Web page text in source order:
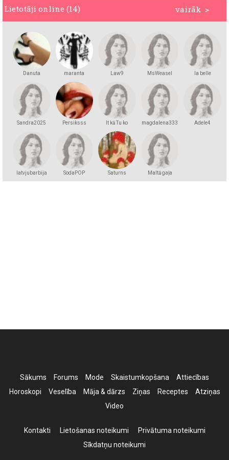
vairāk >
Lietotāji online (14)
Danuta maranta Law9 MsWeasel la belle
Sandra2025 Persiksss
It kā Tu ko
magdalena333 Adele4
latvjubarbija SodaPOP Saturns Maltā gaļa
Sākums Forums Mode Skaistumkopšana
Attiecības
Horoskopi
Veselība Māja & dārzs Ziņas Receptes
Atziņas
Video
Kontakti Lietošanas noteikumi
Privātuma noteikumi
Sīkdatņu noteikumi